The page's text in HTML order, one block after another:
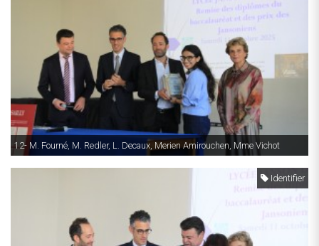
12- M. Fourné, M. Redler, L. Decaux, Merien Amirouchen, Mme Vichot
Identifier